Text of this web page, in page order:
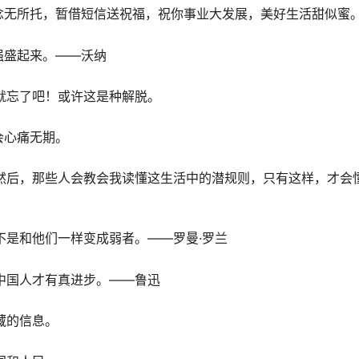
所托，暂借短信送祝福，祝你事业大发展，美好生活甜似蜜
盛起来。——沃纳
了吧！或许这是种解脱。
痛无期。
，那些人会教会我读懂这生活中的潜规则，只有这样，才会
是和他们一样变成弱者。——罗曼·罗兰
国人才有真进步。——鲁迅
信息。